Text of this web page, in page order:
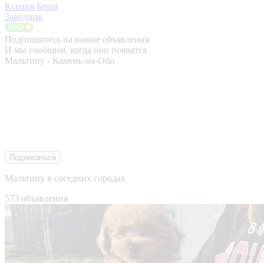
Ксения Берш
Заводчик
Подпишитесь на новые объявления
И мы сообщим, когда они появятся
Мальтипу - Камень-на-Оби
Подписаться
Мальтипу в соседних городах
573 объявления